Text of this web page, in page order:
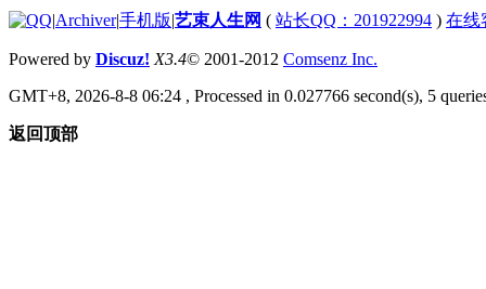
|Archiver|手机版|艺束人生网 ( 站长QQ：201922994 ) 在线
Powered by Discuz! X3.4© 2001-2012 Comsenz Inc.
GMT+8, 2026-8-8 06:24 , Processed in 0.027766 second(s), 5
返回顶部